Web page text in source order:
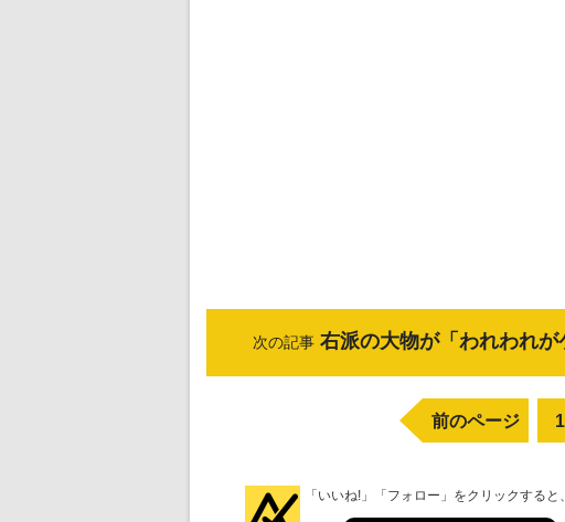
次の記事 右派の大物が「われわれが
前のページ 1
「いいね!」「フォロー」をクリックする